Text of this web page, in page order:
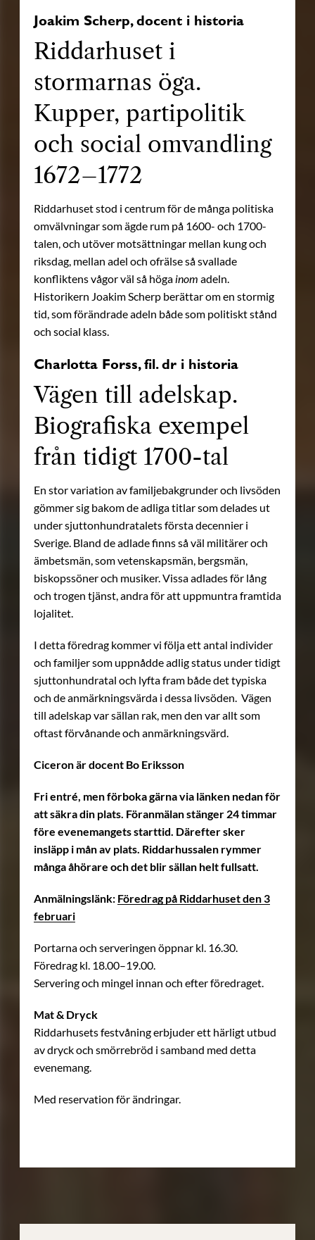
Joakim Scherp, docent i historia
Riddarhuset i
stormarnas öga.
Kupper, partipolitik
och social omvandling
1672–1772
Riddarhuset stod i centrum för de många politiska
omvälvningar som ägde rum på 1600- och 1700-
talen, och utöver motsättningar mellan kung och
riksdag, mellan adel och ofrälse så svallade
konfliktens vågor väl så höga inom adeln.
Historikern Joakim Scherp berättar om en stormig
tid, som förändrade adeln både som politiskt stånd
och social klass.
Charlotta Forss, fil. dr i historia
Vägen till adelskap.
Biografiska exempel
från tidigt 1700-tal
En stor variation av familjebakgrunder och livsöden
gömmer sig bakom de adliga titlar som delades ut
under sjuttonhundratalets första decennier i
Sverige. Bland de adlade finns så väl militärer och
ämbetsmän, som vetenskapsmän, bergsmän,
biskopssöner och musiker. Vissa adlades för lång
och trogen tjänst, andra för att uppmuntra framtida
lojalitet.
I detta föredrag kommer vi följa ett antal individer
och familjer som uppnådde adlig status under tidigt
sjuttonhundratal och lyfta fram både det typiska
och de anmärkningsvärda i dessa livsöden. Vägen
till adelskap var sällan rak, men den var allt som
oftast förvånande och anmärkningsvärd.
Ciceron är docent Bo Eriksson
Fri entré, men förboka gärna via länken nedan för
att säkra din plats. Föranmälan stänger 24 timmar
före evenemangets starttid. Därefter sker
insläpp i mån av plats. Riddarhussalen rymmer
många åhörare och det blir sällan helt fullsatt.
Anmälningslänk: Föredrag på Riddarhuset den 3
februari
Portarna och serveringen öppnar kl. 16.30.
Föredrag kl. 18.00–19.00.
Servering och mingel innan och efter föredraget.
Mat & Dryck
Riddarhusets festvåning erbjuder ett härligt utbud
av dryck och smörrebröd i samband med detta
evenemang.
Med reservation för ändringar.